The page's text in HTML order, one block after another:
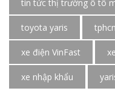
tin tức thị trường ô tô
toyota yaris
xe điện VinFast
xe nhập khẩu